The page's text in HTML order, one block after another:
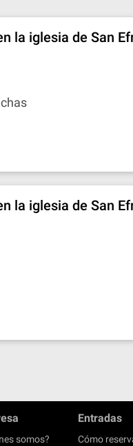
la iglesia de San
la iglesia de San
somos?
Entradas
Cómo